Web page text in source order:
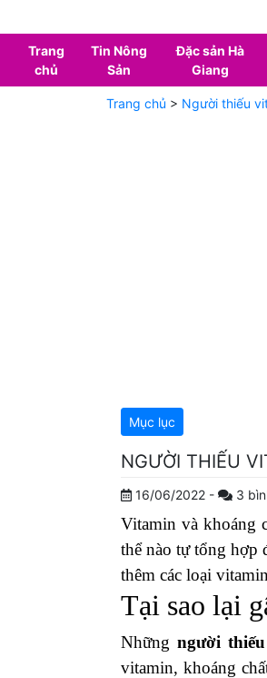
Trang
chủ
Tin Nông
Sản
Đặc sản Hà
Giang
Trang chủ > Người thiếu
Mục lục
NGƯỜI THIẾU
16/06/2022 - 3
Vitamin và khoáng
thể nào tự tổng hợp
thêm các loại
Tại sao lại
Nhữngngười
vitamin, khoáng